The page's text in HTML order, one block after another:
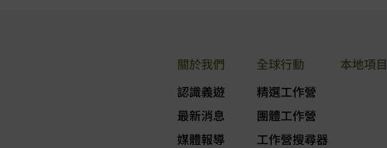
關於我們
認識義遊
最新消息
媒體報導
全球行動
精選工作營
團體工作營
工作營搜尋器
本地項目